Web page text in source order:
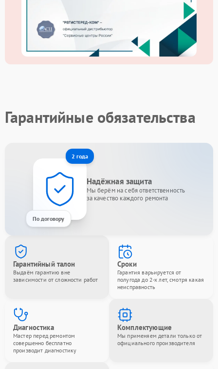
Гарантийные обязательства
2 года
По договору
Надёжная защита
Мы берём на себя ответственность
за качество каждого ремонта
Гарантийный талон
Выдаём гарантию вне
зависимости от сложности работ
Сроки
Гарантия варьируется от
полугода до 2-х лет, смотря какая
неисправность
Диагностика
Мастер перед ремонтом
совершенно бесплатно
производит диагностику
Комплектующие
Мы применяем детали только от
официального производителя